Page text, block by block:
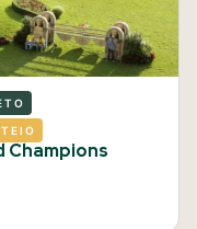
Champions